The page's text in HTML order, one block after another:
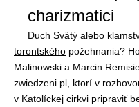
charizmatici
Duch Svätý alebo
torontského požehnania?
Malinowski a Marcin
zwiedzeni.pl, ktorí v
v Katolíckej cirkvi pripraviť